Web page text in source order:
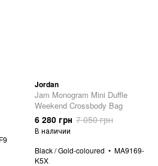
Jordan
Jam Monogram Mini Duffle
Weekend Crossbody Bag
6 280 грн 7 050 грн
В наличии
Black / Gold-coloured
MA9169-
K5X